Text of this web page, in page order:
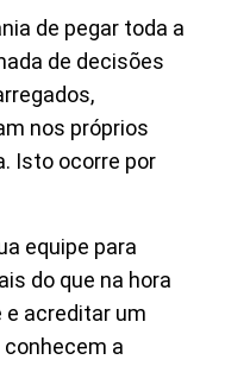
de pegar toda a
de decisões
nos próprios
Isto ocorre por
equipe para
do que na hora
e acreditar um
a